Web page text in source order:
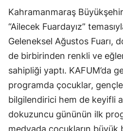
Kahramanmaraş
“Ailecek Fuardayız”
Geleneksel Ağustos Fuarı,
de birbirinden renkli ve
sahipliği yaptı. KAFUM’da
programda çocuklar,
bilgilendirici hem de keyifli
dokuzuncu gününün ilk
medyada çocukların